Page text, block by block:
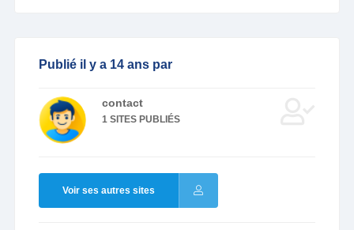
Publié il y a 14 ans par
contact
1 SITES PUBLIÉS
Voir ses autres sites